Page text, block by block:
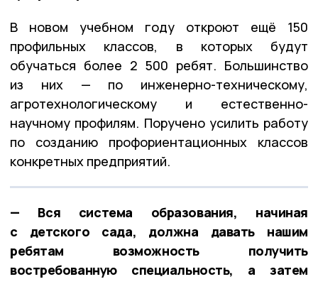
В новом учебном году откроют ещё 150
профильных классов, в которых будут
обучаться более 2 500 ребят. Большинство
из них — по инженерно-техническому,
агротехнологическому и естественно-
научному профилям. Поручено усилить работу
по созданию профориентационных классов
конкретных предприятий.
— Вся система образования, начиная
с детского сада, должна давать нашим
ребятам возможность получить
востребованную специальность, а затем